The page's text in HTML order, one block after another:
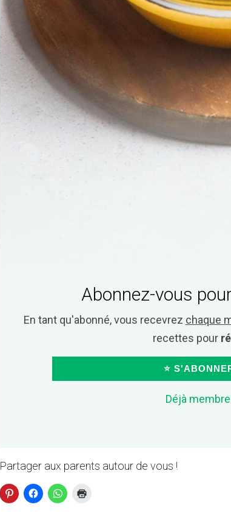
Abonnez-vous
En tant qu'abonné, vous recevrez chaque
recettes pour
⭐
Déjà
Partager aux parents autour de vous !